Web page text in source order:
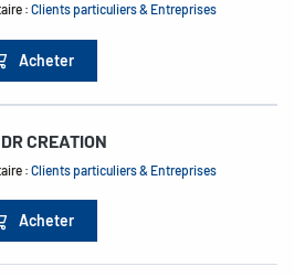
:Clients particuliers & Entreprises
Acheter
CREATION
:Clients particuliers & Entreprises
Acheter